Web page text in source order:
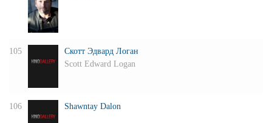
105
Скотт Эдвард Логан
Scott Edward Logan
106 Shawntay Dalon